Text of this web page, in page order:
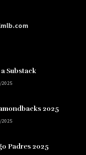
Substack
2025
2025
2025
Padres 2025